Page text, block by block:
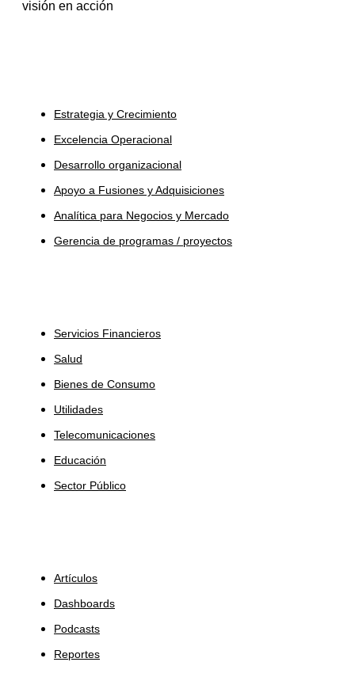
visión en acción
Estrategia y Crecimiento
Excelencia Operacional
Desarrollo organizacional
Apoyo a Fusiones y Adquisiciones
Analítica para Negocios y Mercado
Gerencia de programas / proyectos
Servicios Financieros
Salud
Bienes de Consumo
Utilidades
Telecomunicaciones
Educación
Sector Público
Artículos
Dashboards
Podcasts
Reportes